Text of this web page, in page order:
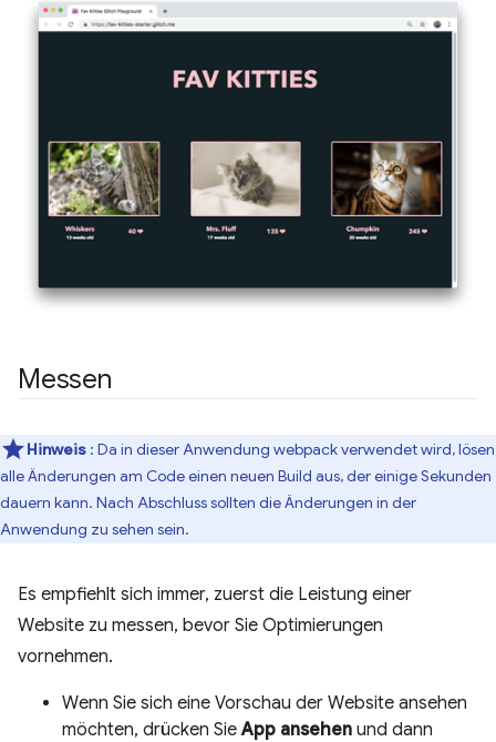
Messen
Hinweis : Da in dieser Anwendung webpack verwendet wird, lösen
alle Änderungen am Code einen neuen Build aus, der einige Sekunden
dauern kann. Nach Abschluss sollten die Änderungen in der
Anwendung zu sehen sein.
Es empfiehlt sich immer, zuerst die Leistung einer
Website zu messen, bevor Sie Optimierungen
vornehmen.
Wenn Sie sich eine Vorschau der Website ansehen
möchten, drücken SieApp ansehen und dann